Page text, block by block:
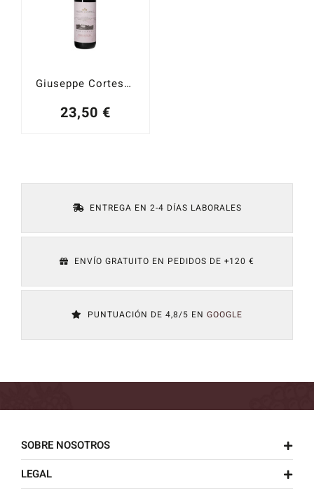
Giuseppe Cortese Morassina 2018
23,50 €
ENTREGA EN 2-4 DÍAS LABORALES
ENVÍO GRATUITO EN PEDIDOS DE +120 €
PUNTUACIÓN DE 4,8/5 EN GOOGLE
SOBRE NOSOTROS
LEGAL